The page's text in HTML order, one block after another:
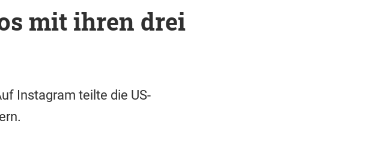
mit ihren drei
Instagram teilte die US-